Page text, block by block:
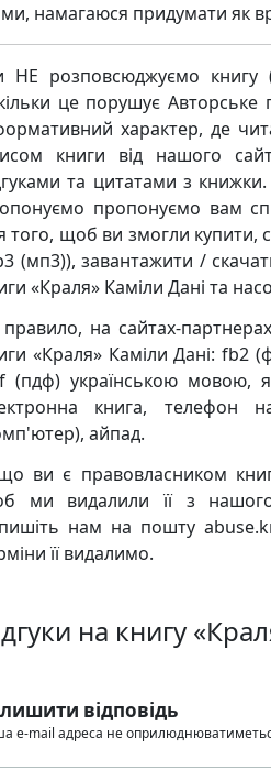
намагаюся придумати як
НЕ розповсюджуємо книгу
це порушує
характер, де
книги від нашого
та цитатами з
пропонуємо вам
того, щоб ви змогли купити,
(мп3)), завантажити /
«Краля» Каміли Дані та
на сайтах-
«Краля» Каміли Дані: fb2
(пдф) українською мовою,
книга, телефон
айпад.
ви є правовласником
ми видалили її з
нам на пошту
її видалимо.
на книгу
відповідь
e-mail адреса не